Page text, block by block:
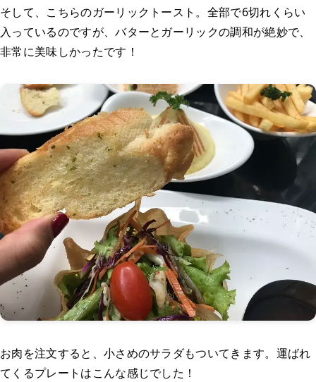
そして、こちらのガーリックトースト。全部で6切れくらい
入っているのですが、バターとガーリックの調和が絶妙で、
非常に美味しかったです！
お肉を注文すると、小さめのサラダもついてきます。運ばれ
てくるプレートはこんな感じでした！